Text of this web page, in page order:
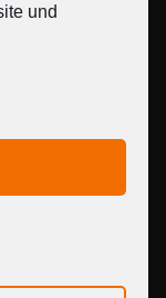
und